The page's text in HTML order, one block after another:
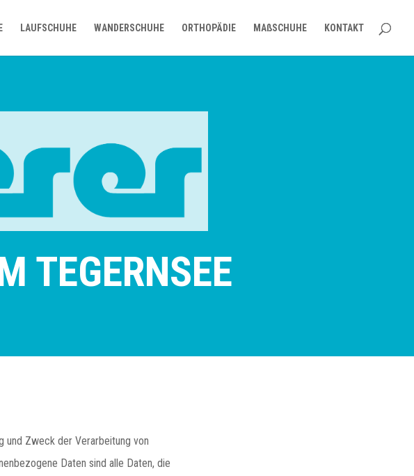
LAUFSCHUHE WANDERSCHUHE ORTHOPÄDIE MAßSCHUHE KONTAKT
TEGERNSEE
und Zweck der Verarbeitung von
Daten sind alle Daten, die